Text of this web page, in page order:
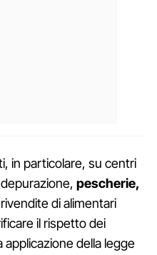
in particolare, su centri
pescherie,
di alimentari
il rispetto dei
della legge